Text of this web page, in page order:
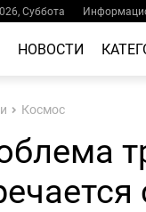
Суббота
НОВОСТИ
Космос